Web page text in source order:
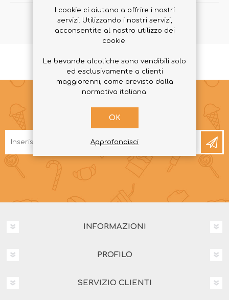
INVIA RECENSIONE
RICEVI LA NEWSLETTER
INFORMAZIONI
PROFILO
SERVIZIO CLIENTI
I cookie ci aiutano a offrire i nostri
servizi. Utilizzando i nostri servizi,
acconsentite al nostro utilizzo dei
cookie.
Le bevande alcoliche sono vendibili solo
ed esclusivamente a clienti
maggiorenni, come previsto dalla
normativa italiana.
OK
Approfondisci